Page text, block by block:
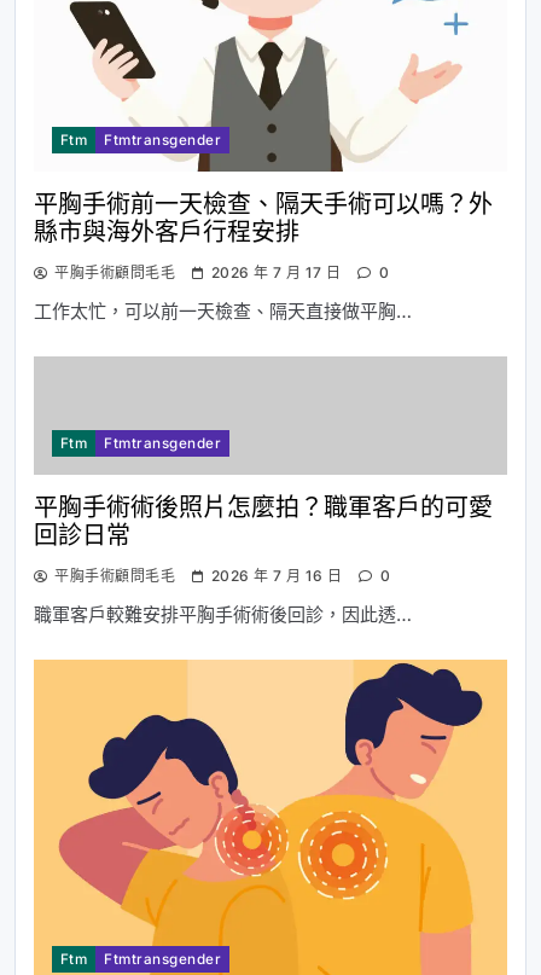
Ftm Ftmtransgender
平胸手術前一天檢查、隔天手術可以嗎？外
縣市與海外客戶行程安排
平胸手術顧問毛毛 2026 年 7 月 17 日 0
工作太忙，可以前一天檢查、隔天直接做平胸…
Ftm Ftmtransgender
平胸手術術後照片怎麼拍？職軍客戶的可愛
回診日常
平胸手術顧問毛毛 2026 年 7 月 16 日 0
職軍客戶較難安排平胸手術術後回診，因此透…
Ftm Ftmtransgender